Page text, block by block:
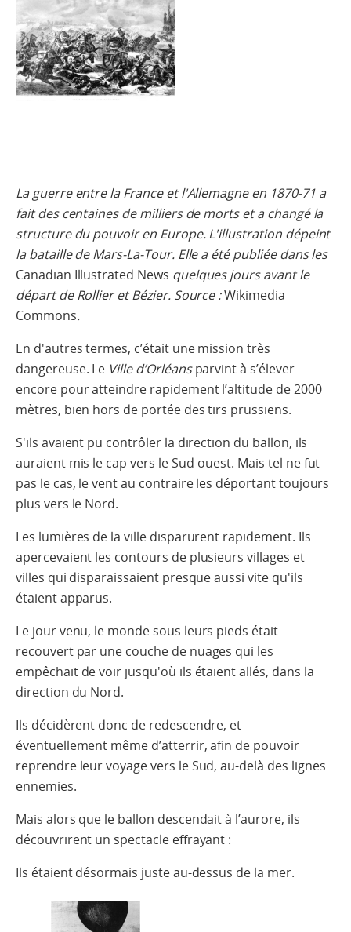
La guerre entre la France et l'Allemagne en 1870-71 a
fait des centaines de milliers de morts et a changé la
structure du pouvoir en Europe. L'illustration dépeint
la bataille de Mars-La-Tour. Elle a été publiée dans les
Canadian Illustrated News quelques jours avant le
départ de Rollier et Bézier. Source :Wikimedia
Commons.
En d'autres termes, c’était une mission très
dangereuse. Le Ville d’Orléansparvint à s’élever
encore pour atteindre rapidement l’altitude de 2000
mètres, bien hors de portée des tirs prussiens.
S'ils avaient pu contrôler la direction du ballon, ils
auraient mis le cap vers le Sud-ouest. Mais tel ne fut
pas le cas, le vent au contraire les déportant toujours
plus vers le Nord.
Les lumières de la ville disparurent rapidement. Ils
apercevaient les contours de plusieurs villages et
villes qui disparaissaient presque aussi vite qu'ils
étaient apparus.
Le jour venu, le monde sous leurs pieds était
recouvert par une couche de nuages ​​qui les
empêchait de voir jusqu'où ils étaient allés, dans la
direction du Nord.
Ils décidèrent donc de redescendre, et
éventuellement même d’atterrir, afin de pouvoir
reprendre leur voyage vers le Sud, au-delà des lignes
ennemies.
Mais alors que le ballon descendait à l’aurore, ils
découvrirent un spectacle effrayant :
Ils étaient désormais juste au-dessus de la mer.